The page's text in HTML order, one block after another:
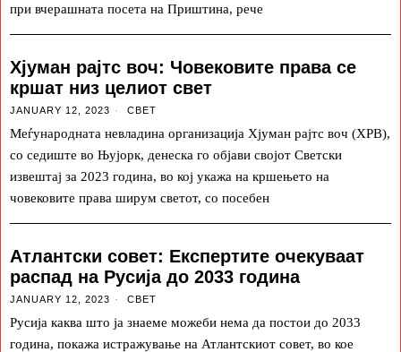
при вчерашната посета на Приштина, рече
Хјуман рајтс воч: Човековите права се
кршат низ целиот свет
JANUARY 12, 2023 СВЕТ
Меѓународната невладина организација Хјуман рајтс воч (ХРВ),
со седиште во Њујорк, денеска го објави својот Светски
извештај за 2023 година, во кој укажа на кршењето на
човековите права ширум светот, со посебен
Атлантски совет: Експертите очекуваат
распад на Русија до 2033 година
JANUARY 12, 2023 СВЕТ
Русија каква што ја знаеме можеби нема да постои до 2033
година, покажа истражување на Атлантскиот совет, во кое